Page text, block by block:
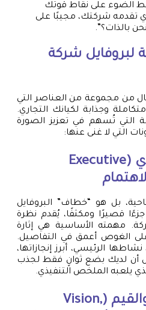
الضوء على نقاط قوتك
تقدمه شركتك، مجيبًا على
بالذات؟”.
لبروفايل شركة
من مجموعة من العناصر التي
وجذابة لكيانك التجاري.
التي تُسهم في تعزيز الصورة
التي لا غنى عنها:
1. الملخص التنفيذي (Executive
بل هو “خطاف” البروفايل
قصيرًا ومكثفًا، يُقدم نظرة
مهمته الأساسية هي إثارة
الغوص أعمق في التفاصيل.
الرئيسي، أبرز إنجازاتها،
أن لديك بضع ثوانٍ فقط لجذب
يلعبه الملخص التنفيذي.
2. الرؤية، الرسالة، والقيم (Vision,